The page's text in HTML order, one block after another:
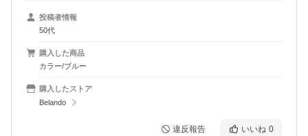
投稿者情報
50代
購入した商品
カラー/ブルー
購入したストア
Belando
違反報告 いいね 0